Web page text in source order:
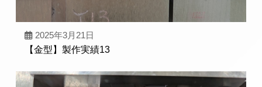
2025年3月21日
【金型】製作実績13